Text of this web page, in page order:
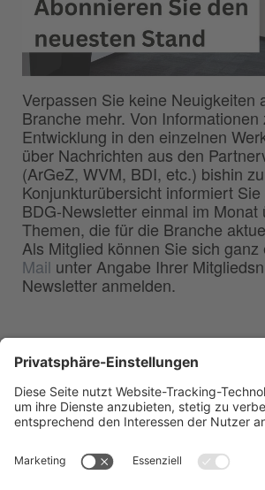
Verpassen Sie keine Neuigkeiten
Branche mehr. Von Informationen
Entwicklung in den einzelnen
über Nachrichten aus den
(ArGeZ, WVM, BDI, etc.) bishin
Konjunkturübersicht informiert
BDG-Newsletter einmal im Monat
Themen, die für die Branche
Als Mitglied können Sie sich ganz
Mail unter Angabe Ihrer
Newsletter anmelden.
Deutschen Gießerei-Industrie e.V.